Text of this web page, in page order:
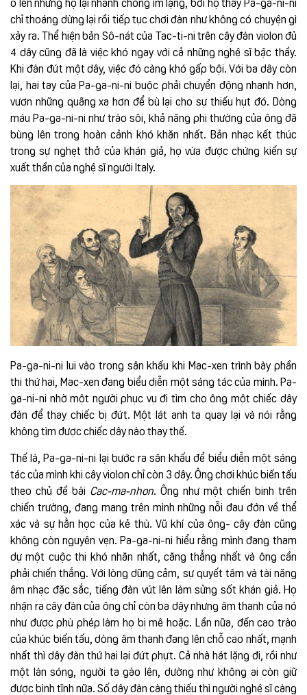
chỉ thoáng dừng lại rồi tiếp tục chơi đàn như không có chuyện gì
xảy ra. Thể hiện bản Sô-nát của Tac-ti-ni trên cây đàn violon đủ
4 dây cũng đã là việc khó ngay với cả những nghệ sĩ bậc thầy.
Khi đàn đứt một dây, việc đó càng khó gấp bội. Với ba dây còn
lại, hai tay của Pa-ga-ni-ni buộc phải chuyển động nhanh hơn,
vươn những quãng xa hơn để bù lại cho sự thiếu hụt đó. Dòng
máu Pa-ga-ni-ni như trào sôi, khả năng phi thường của ông đã
bùng lên trong hoàn cảnh khó khăn nhất. Bản nhạc kết thúc
trong sự nghẹt thở của khán giả, họ vừa được chứng kiến sự
xuất thần của nghệ sĩ người Italy.
Pa-ga-ni-ni lui vào trong sân khấu khi Mac-xen trình bày phần
thi thứ hai, Mac-xen đang biểu diễn một sáng tác của mình. Pa-
ga-ni-ni nhờ một người phục vụ đi tìm cho ông một chiếc dây
đàn để thay chiếc bị đứt. Một lát anh ta quay lại và nói rằng
không tìm được chiếc dây nào thay thế.
Thế là, Pa-ga-ni-ni lại bước ra sân khấu để biểu diễn một sáng
tác của mình khi cây violon chỉ còn 3 dây. Ông chơi khúc biến tấu
theo chủ đề bài Cac-ma-nhon . Ông như một chiến binh trên
chiến trường, đang mang trên mình những nỗi đau đớn về thể
xác và sự hằn học của kẻ thù. Vũ khí của ông- cây đàn cũng
không còn nguyên vẹn. Pa-ga-ni-ni hiểu rằng mình đang tham
dự một cuộc thi khó nhăn nhất, căng thẳng nhất và ông cần
phải chiến thắng. Với lòng dũng cảm, sự quyết tâm và tài năng
âm nhạc đặc sắc, tiếng đàn vút lên làm sửng sốt khán giả. Họ
nhận ra cây đàn của ông chỉ còn ba dây nhưng âm thanh của nó
như được phù phép làm họ bị mê hoặc. Lần nữa, đến cao trào
của khúc biến tấu, dòng âm thanh đang lên chỗ cao nhất, mạnh
nhất thì dây đàn thứ hai lại đứt phựt. Cả nhà hát lặng đi, rồi như
một làn sóng, người ta gào lên, dường như không ai còn giữ
được bình tĩnh nữa. Số dây đàn càng thiếu thì người nghệ sĩ càng